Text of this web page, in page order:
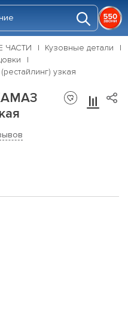
ЧАСТИ
Кузовные детали
узкая